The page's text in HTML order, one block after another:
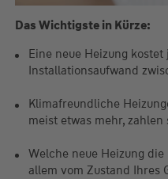
Das Wichtigste in Kürze:
Eine neue Heizung
Installationsaufwand
Klimafreundliche
meist etwas mehr,
Welche neue Heizung
allem vom Zustand Ihres